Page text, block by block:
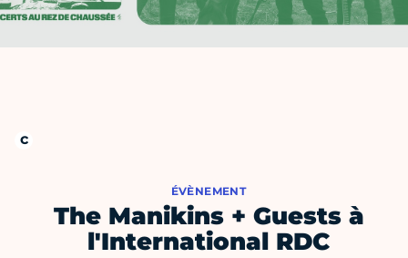
ÉVÈNEMENT
The Manikins + Guests à
l'International RDC